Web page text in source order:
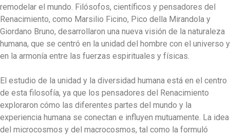
remodelar el mundo. Filósofos, científicos y pensadores del
Renacimiento, como Marsilio Ficino, Pico della Mirandola y
Giordano Bruno, desarrollaron una nueva visión de la naturaleza
humana, que se centró en la unidad del hombre con el universo y
en la armonía entre las fuerzas espirituales y físicas.
El estudio de la unidad y la diversidad humana está en el centro
de esta filosofía, ya que los pensadores del Renacimiento
exploraron cómo las diferentes partes del mundo y la
experiencia humana se conectan e influyen mutuamente. La idea
del microcosmos y del macrocosmos, tal como la formuló